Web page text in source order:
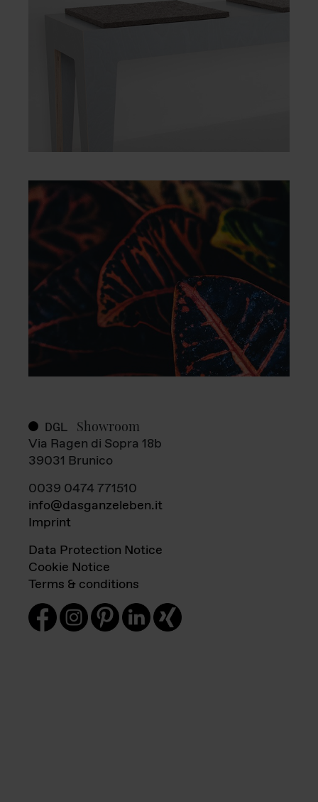
DGL Showroom
Via Ragen di Sopra 18b
39031 Brunico
0039 0474 771510
info@dasganzeleben.it
Imprint
Data Protection Notice
Cookie Notice
Terms & conditions